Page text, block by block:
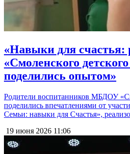
«Навыки для счастья:
«Смоленского детского
поделились опытом»
Родители воспитанников МБДОУ
поделились впечатлениями от
Семьи: навыки для Счастья»,
19 июня 2026 11:06